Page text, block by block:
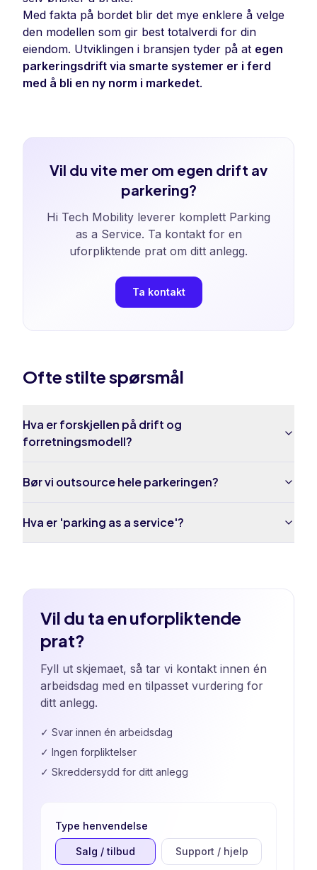
Med fakta på bordet blir det mye enklere å velge
den modellen som gir best totalverdi for din
eiendom. Utviklingen i bransjen tyder på at egen
parkeringsdrift via smarte systemer er i ferd
med å bli en ny norm i markedet.
Vil du vite mer om egen drift av
parkering?
Hi Tech Mobility leverer komplett Parking
as a Service. Ta kontakt for en
uforpliktende prat om ditt anlegg.
Ta kontakt
Ofte stilte spørsmål
Hva er forskjellen på drift og
forretningsmodell?
Bør vi outsource hele parkeringen?
Hva er 'parking as a service'?
Vil du ta en uforpliktende
prat?
Fyll ut skjemaet, så tar vi kontakt innen én
arbeidsdag med en tilpasset vurdering for
ditt anlegg.
✓ Svar innen én arbeidsdag
✓ Ingen forpliktelser
✓ Skreddersydd for ditt anlegg
Type henvendelse
Salg / tilbud Support / hjelp